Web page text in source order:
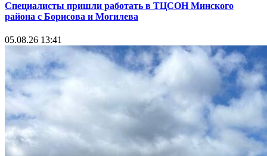
Специалисты пришли работать в ТЦСОН Минского
района с Борисова и Могилева
05.08.26 13:41